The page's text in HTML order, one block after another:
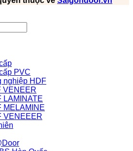
PVC
nghiệp HDF
VENEER
LAMINATE
MELAMINE
VENEEER